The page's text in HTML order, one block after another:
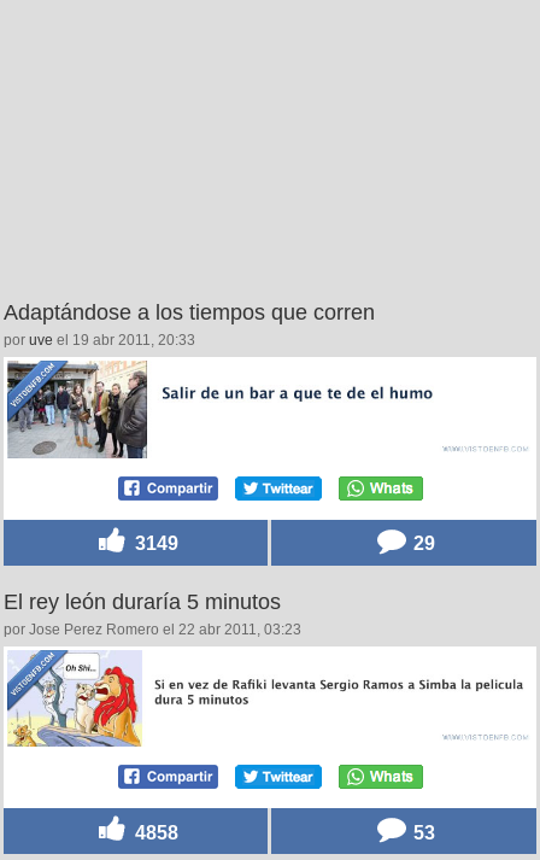
Adaptándose a los tiempos que corren
por uve el 19 abr 2011, 20:33
3149 29
El rey león duraría 5 minutos
por Jose Perez Romero el 22 abr 2011, 03:23
4858 53